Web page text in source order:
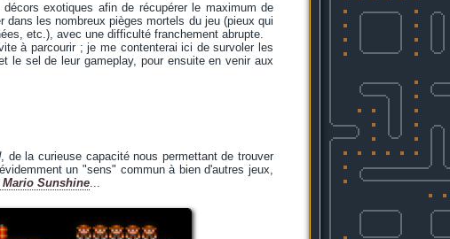
exotiques afin de récupérer le maximum de
les nombreux pièges mortels du jeu (pieux qui
etc.), avec une difficulté franchement abrupte.
à parcourir ; je me contenterai ici de survoler les
le sel de leur gameplay, pour ensuite en venir aux
, de la curieuse capacité nous permettant de trouver
un "sens" commun à bien d'autres jeux,
Mario Sunshine...